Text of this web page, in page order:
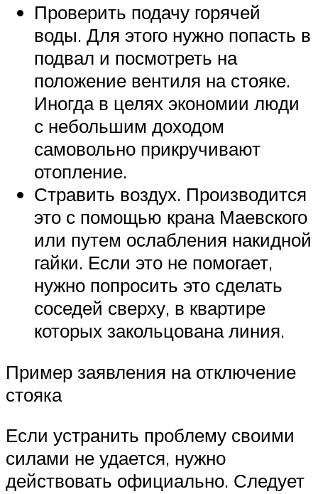
Проверить подачу горячей
воды. Для этого нужно попасть в
подвал и посмотреть на
положение вентиля на стояке.
Иногда в целях экономии люди
с небольшим доходом
самовольно прикручивают
отопление.
Стравить воздух. Производится
это с помощью крана Маевского
или путем ослабления накидной
гайки. Если это не помогает,
нужно попросить это сделать
соседей сверху, в квартире
которых закольцована линия.
Пример заявления на отключение
стояка
Если устранить проблему своими
силами не удается, нужно
действовать официально. Следует